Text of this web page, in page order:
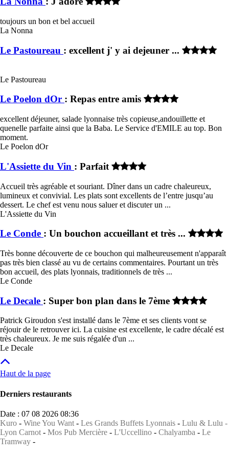
toujours un bon et bel accueil
La Nonna
Le Pastoureau : excellent j' y ai dejeuner ...
Le Pastoureau
Le Poelon dOr : Repas entre amis
excellent déjeuner, salade lyonnaise très copieuse,andouillette et
quenelle parfaite ainsi que la Baba. Le Service d'EMILE au top. Bon
moment.
Le Poelon dOr
L'Assiette du Vin : Parfait
Accueil très agréable et souriant. Dîner dans un cadre chaleureux,
lumineux et convivial. Les plats sont excellents de l’entre jusqu’au
dessert. Le chef est venu nous saluer et discuter un ...
L'Assiette du Vin
Le Conde : Un bouchon accueillant et très ...
Très bonne découverte de ce bouchon qui malheureusement n'apparaît
pas très bien classé au vu de certains commentaires. Pourtant un très
bon accueil, des plats lyonnais, traditionnels de très ...
Le Conde
Le Decale : Super bon plan dans le 7ème
Patrick Giroudon s'est installé dans le 7ème et ses clients vont se
réjouir de le retrouver ici. La cuisine est excellente, le cadre décalé est
très chaleureux. Je me suis régalée d'un ...
Le Decale
Haut de la page
Derniers restaurants
Date : 07 08 2026 08:36
Kuro - Wine You Want - Les Grands Buffets Lyonnais - Lulu & Lulu -
Lyon Carnot - Mos Pub Mercière - L'Uccellino - Chalyamba - Le
Tramway -